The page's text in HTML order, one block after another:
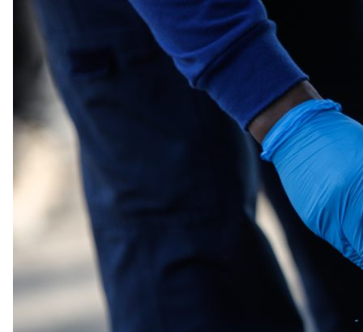
Entretención y Cultura
Dato en Pauta
Contenido Patrocinado